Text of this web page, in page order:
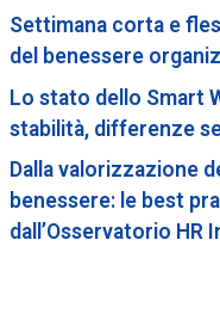
Settimana corta e
del benessere
Lo stato dello Smart
stabilità, differenze
Dalla valorizzazione
benessere: le best
dall’Osservatorio HR